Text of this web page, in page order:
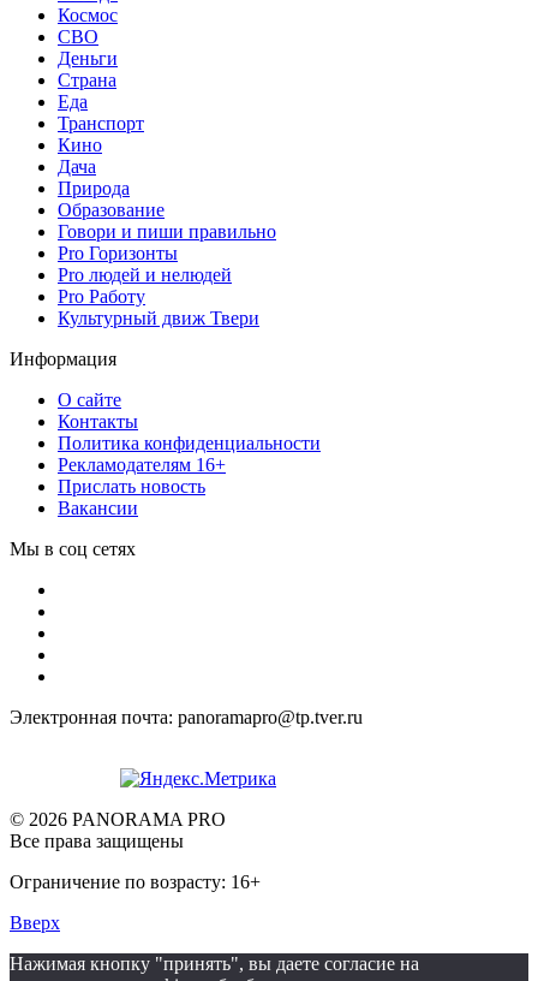
Космос
СВО
Деньги
Страна
Еда
Транспорт
Кино
Дача
Природа
Образование
Говори и пиши правильно
Pro Горизонты
Pro людей и нелюдей
Pro Работу
Культурный движ Твери
Информация
О сайте
Контакты
Политика конфиденциальности
Рекламодателям 16+
Прислать новость
Вакансии
Мы в соц сетях
Электронная почта: panoramapro@tp.tver.ru
© 2026 PANORAMA PRO
Все права защищены
Ограничение по возрасту: 16+
Вверх
Нажимая кнопку "принять", вы даете согласие на